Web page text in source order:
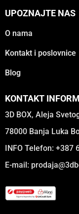
UPOZNAJTE NAS
O nama
Kontakt i poslovnice
Blog
KONTAKT
3D BOX, Aleja
78000 Banja Luka
INFO Telefon: +387
E-mail: